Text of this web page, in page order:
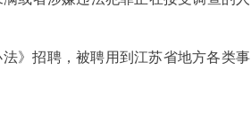
》招聘，被聘用到江苏省地方各类事